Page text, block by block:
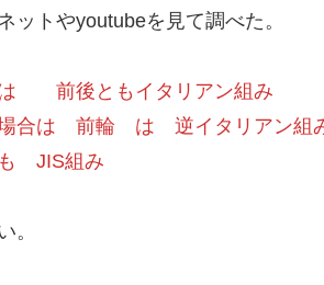
トやyoutubeを見て調べた。
は 前後ともイタリアン組み
場合は 前輪 は 逆イタリアン
JIS組み
。